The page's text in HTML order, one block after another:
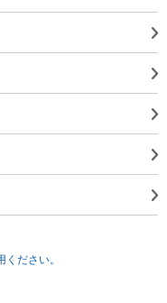
ださい。